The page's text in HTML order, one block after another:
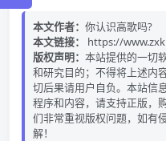
本文作者： 你认识高歌吗?
本文链接：
https://
版权声明： 本站提供的一切
和研究目的；不得将上述内
切后果请用户自负。本站信
程序和内容，请支持正版，
们非常重视版权问题，如有
解！